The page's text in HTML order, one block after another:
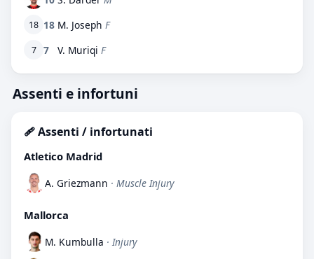
18 18 M. Joseph F
7 7 V. Muriqi F
Assenti e infortuni
🩹 Assenti / infortunati
Atletico Madrid
A. Griezmann · Muscle Injury
Mallorca
M. Kumbulla · Injury